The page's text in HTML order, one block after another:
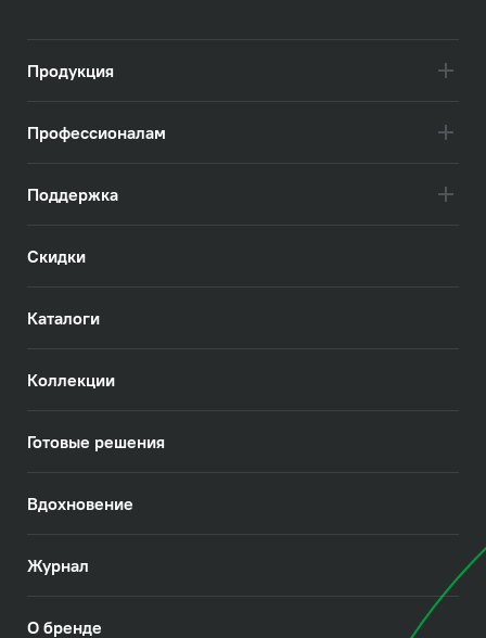
Продукция
Профессионалам
Поддержка
Скидки
Каталоги
Коллекции
Готовые решения
Вдохновение
Журнал
О бренде